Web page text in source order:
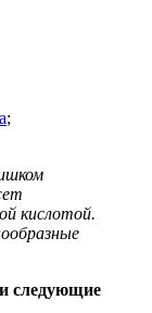
;
кислотой.
следующие